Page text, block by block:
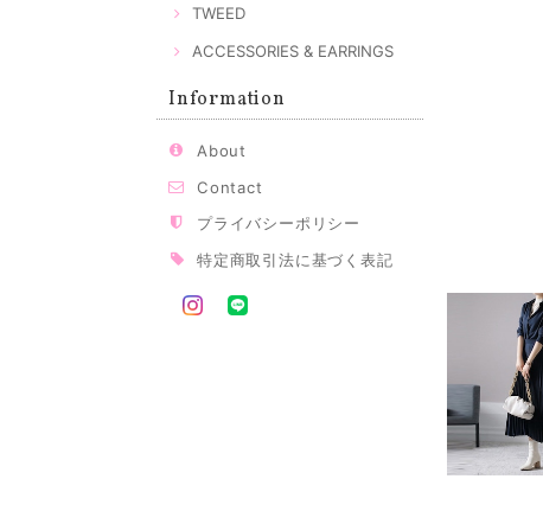
TWEED
ACCESSORIES & EARRINGS
Information
About
Contact
プライバシーポリシー
特定商取引法に基づく表記